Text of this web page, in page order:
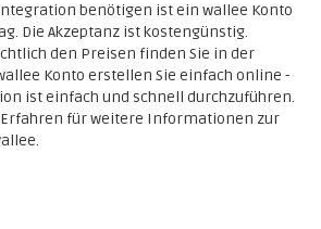
benötigen ist ein wallee Konto
Die Akzeptanz ist kostengünstig.
den Preisen finden Sie in der
Konto erstellen Sie einfach online -
ist einfach und schnell durchzuführen.
Erfahren für weitere Informationen zur